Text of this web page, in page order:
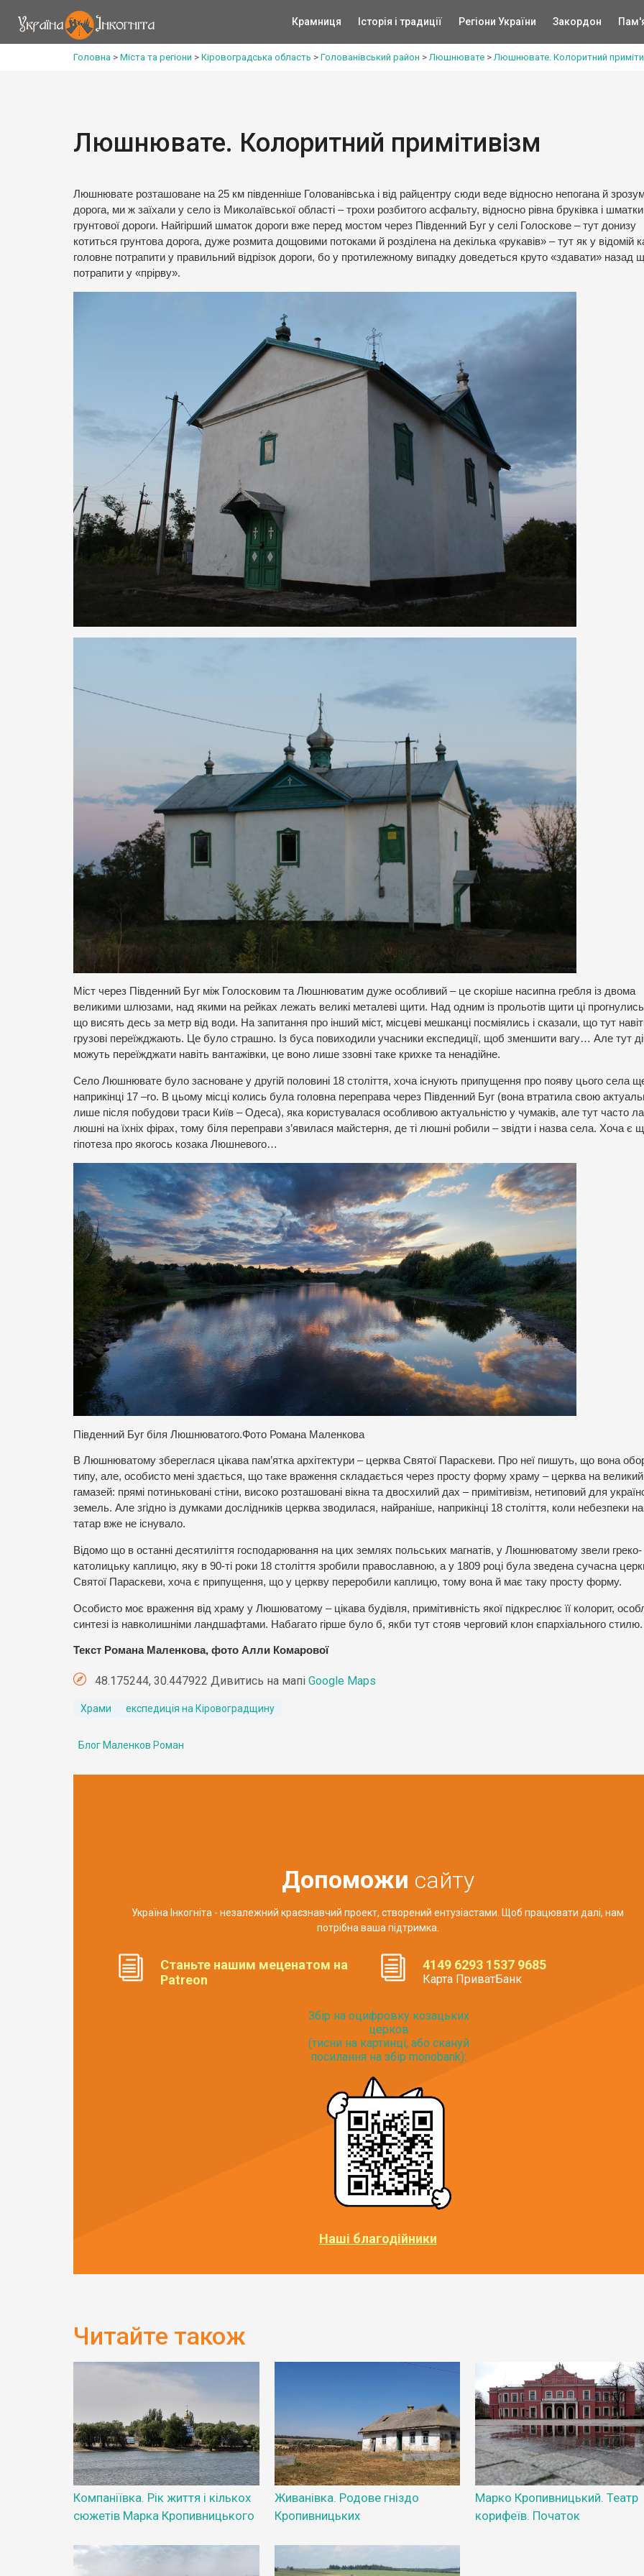
Крамниця Історія і традиції Регіони України Закордон
Головна > Міста та регіони > Кіровоградська область > Голованівський район >Люшнювате >Люшнювате. Колоритний
Люшнювате. Колоритний примітивізм
Люшнювате розташоване на 25 км південніше Голованівська і від райцентру сюди веде відносно непогана й
дорога, ми ж заїхали у село із Миколаївської області – трохи розбитого асфальту, відносно рівна бруківка і шматки
грунтової дороги. Найгірший шматок дороги вже перед мостом через Південний Буг у селі Голоскове – тут донизу
котиться грунтова дорога, дуже розмита дощовими потоками й розділена на декілька «рукавів» – тут як у відомій
головне потрапити у правильний відрізок дороги, бо у протилежному випадку доведеться круто «здавати» назад
потрапити у «прірву».
Міст через Південний Буг між Голосковим та Люшнюватим дуже особливий – це скоріше насипна гребля із двома
великими шлюзами, над якими на рейках лежать великі металеві щити. Над одним із прольотів щити ці
що висять десь за метр від води. На запитання про інший міст, місцеві мешканці посміялись і сказали, що тут
грузові переїжджають. Це було страшно. Із буса повиходили учасники експедиції, щоб зменшити вагу… Але тут
можуть переїжджати навіть вантажівки, це воно лише ззовні таке крихке та ненадійне.
Село Люшнювате було засноване у другій половині 18 століття, хоча існують припущення про появу цього села
наприкінці 17 –го. В цьому місці колись була головна переправа через Південний Буг (вона втратила свою
лише після побудови траси Київ – Одеса), яка користувалася особливою актуальністю у чумаків, але тут часто
люшні на їхніх фірах, тому біля переправи з’явилася майстерня, де ті люшні робили – звідти і назва села. Хоча є
гіпотеза про якогось козака Люшневого…
Південний Буг біля Люшнюватого.Фото Романа Маленкова
В Люшнюватому збереглася цікава пам’ятка архітектури – церква Святої Параскеви. Про неї пишуть, що вона
типу, але, особисто мені здається, що таке враження складається через просту форму храму – церква на великий
гамазей: прямі потиньковані стіни, високо розташовані вікна та двосхилий дах – примітивізм, нетиповий для
земель. Але згідно із думками дослідників церква зводилася, найраніше, наприкінці 18 століття, коли небезпеки
татар вже не існувало.
Відомо що в останні десятиліття господарювання на цих землях польських магнатів, у Люшнюватому звели греко-
католицьку каплицю, яку в 90-ті роки 18 століття зробили православною, а у 1809 році була зведена сучасна
Святої Параскеви, хоча є припущення, що у церкву переробили каплицю, тому вона й має таку просту форму.
Особисто моє враження від храму у Люшюватому – цікава будівля, примітивність якої підкреслює її колорит,
синтезі із навколишніми ландшафтами. Набагато гірше було б, якби тут стояв черговий клон єпархіального стилю.
Текст Романа Маленкова, фото Алли Комарової
48.175244, 30.447922 Дивитись на мапі Google Maps
Храми експедиція на Кіровоградщину
Блог Маленков Роман
Допоможи сайту
Україна Інкогніта - незалежний краєзнавчий проект, створений ентузіастами. Щоб працювати далі, нам
потрібна ваша підтримка.
Станьте нашим меценатом на
Patreon
4149 6293 1537 9685
Карта ПриватБанк
Збір на оцифровку козацьких
церков
(тисни на картинці, або скануй
посилання на збір monobank):
Наші благодійники
Читайте також
Компаніївка. Рік життя і кількох
сюжетів Марка Кропивницького
Живанівка. Родове гніздо
Кропивницьких
Марко Кропивницький. Театр
корифеїв. Початок